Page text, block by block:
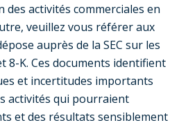
activités commerciales en
veuillez vous référer aux
auprès de la SEC sur les
8-K. Ces documents identifient
et incertitudes importants
activités qui pourraient
et des résultats sensiblement